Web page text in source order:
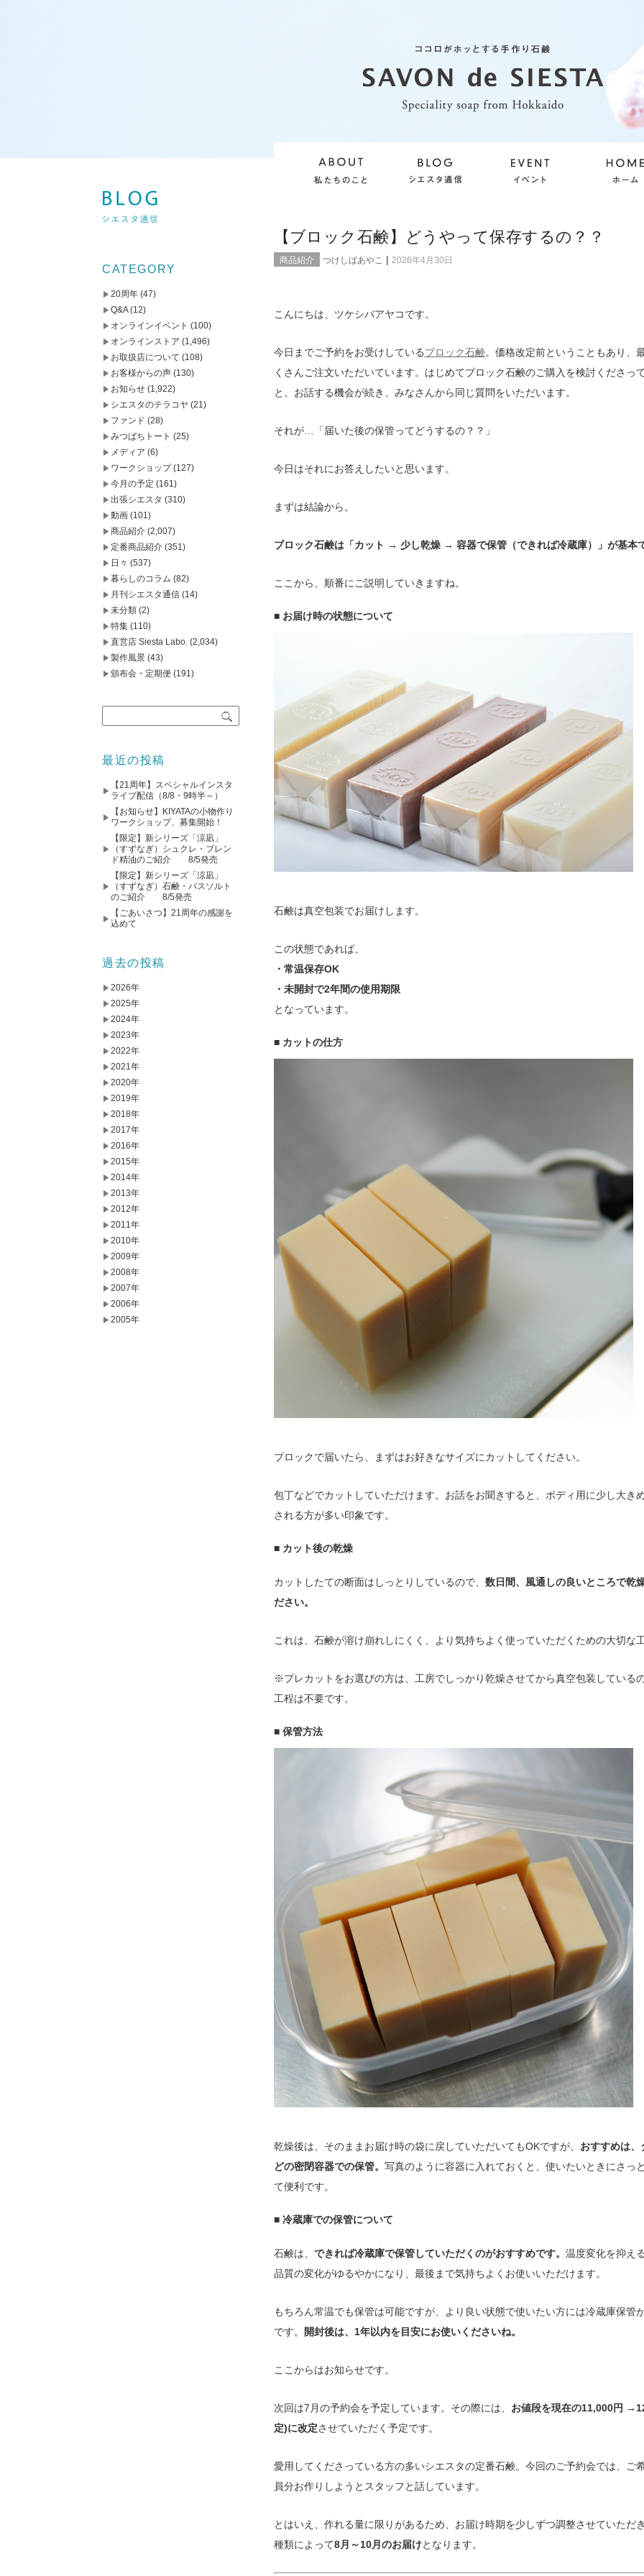
【ブロック石鹸】どうやって保存するの？？
商品紹介 つけしばあやこ | 2026年4月30日
こんにちは、ツケシバアヤコです。
今日までご予約をお受けしているブロック石鹸。価格改定前ということもあり、
くさんご注文いただいています。はじめてブロック石鹸のご購入を検討くださっ
と、お話する機会が続き、みなさんから同じ質問をいただいます。
それが…「届いた後の保管ってどうするの？？」
今日はそれにお答えしたいと思います。
まずは結論から。
ブロック石鹸は「カット → 少し乾燥 → 容器で保管（できれば冷蔵庫）」が基本で
ここから、順番にご説明していきますね。
■ お届け時の状態について
石鹸は真空包装でお届けします。
この状態であれば、
・常温保存OK
・未開封で2年間の使用期限
となっています。
■ カットの仕方
ブロックで届いたら、まずはお好きなサイズにカットしてください。
包丁などでカットしていただけます。お話をお聞きすると、ボディ用に少し大き
される方が多い印象です。
■ カット後の乾燥
カットしたての断面はしっとりしているので、 数日間、風通しの良いところで乾
ださい。
これは、石鹸が溶け崩れしにくく、より気持ちよく使っていただくための大切な工
※プレカットをお選びの方は、工房でしっかり乾燥させてから真空包装している
工程は不要です。
■ 保管方法
乾燥後は、そのままお届け時の袋に戻していただいてもOKですが、 おすすめは、
どの密閉容器での保管。 写真のように容器に入れておくと、使いたいときにさっ
て便利です。
■ 冷蔵庫での保管について
石鹸は、 できれば冷蔵庫で保管していただくのがおすすめです。 温度変化を抑え
品質の変化がゆるやかになり、最後まで気持ちよくお使いいただけます。
もちろん常温でも保管は可能ですが、より良い状態で使いたい方には冷蔵庫保管
です。
開封後は、1年以内を目安にお使いくださいね。
ここからはお知らせです。
次回は7月の予約会を予定しています。その際には、 お値段を現在の11,000円
定)に改定させていただく予定です。
愛用してくださっている方の多いシエスタの定番石鹸。今回のご予約会では、ご
員分お作りしようとスタッフと話しています。
とはいえ、作れる量に限りがあるため、お届け時期を少しずつ調整させていただ
種類によって8月～10月のお届けとなります。
CATEGORY
20周年 (47)
Q&A(12)
オンラインイベント (100)
オンラインストア (1,496)
お取扱店について (108)
お客様からの声 (130)
お知らせ (1,922)
シエスタのテラコヤ (21)
ファンド (28)
みつばちトート (25)
メディア (6)
ワークショップ(127)
今月の予定 (161)
出張シエスタ (310)
動画 (101)
商品紹介 (2,007)
定番商品紹介 (351)
日々 (537)
暮らしのコラム (82)
月刊シエスタ通信 (14)
未分類 (2)
特集 (110)
直営店 Siesta Labo. (2,034)
製作風景 (43)
頒布会・定期便 (191)
最近の投稿
【21周年】スペシャルインスタ
ライブ配信（8/8・9時半～）
【お知らせ】KIYATAの小物作り
ワークショップ、募集開始！
【限定】新シリーズ「涼凪」
（すずなぎ）シュクレ・ブレン
ド精油のご紹介 8/5発売
【限定】新シリーズ「涼凪」
（すずなぎ）石鹸・バスソルト
のご紹介 8/5発売
【ごあいさつ】21周年の感謝を
込めて
過去の投稿
2026年
2025年
2024年
2023年
2022年
2021年
2020年
2019年
2018年
2017年
2016年
2015年
2014年
2013年
2012年
2011年
2010年
2009年
2008年
2007年
2006年
2005年